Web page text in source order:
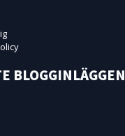
BLOGGINLÄGGEN